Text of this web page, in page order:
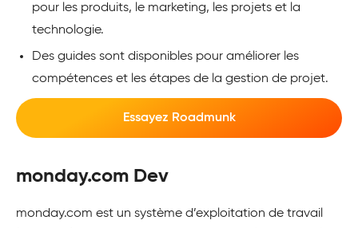
pour les produits, le marketing, les projets et la
technologie.
Des guides sont disponibles pour améliorer les
compétences et les étapes de la gestion de projet.
Essayez Roadmunk
monday.com Dev
monday.com est un système d’exploitation de travail